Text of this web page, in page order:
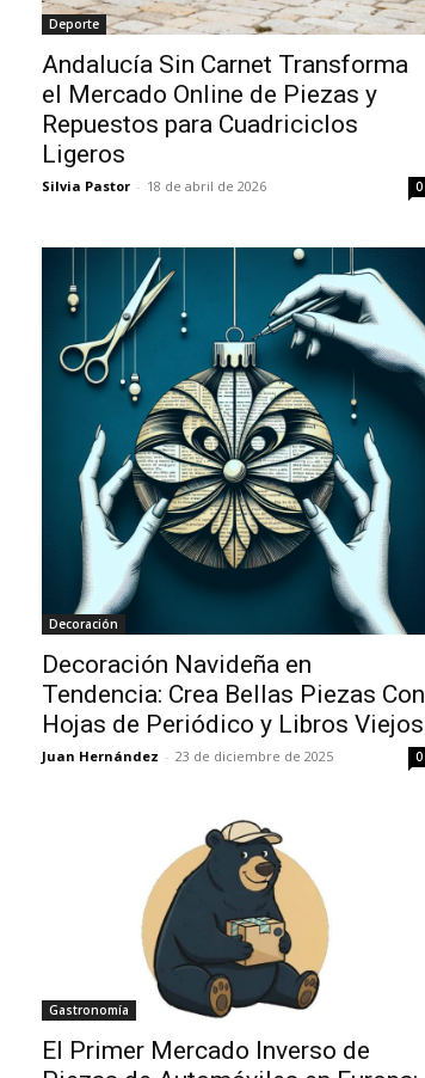
Deporte
Andalucía Sin Carnet Transforma
el Mercado Online de Piezas y
Repuestos para Cuadriciclos
Ligeros
Silvia Pastor - 18 de abril de 2026 0
Decoración
Decoración Navideña en
Tendencia: Crea Bellas Piezas Con
Hojas de Periódico y Libros Viejos
Juan Hernández - 23 de diciembre de 2025 0
Gastronomía
El Primer Mercado Inverso de